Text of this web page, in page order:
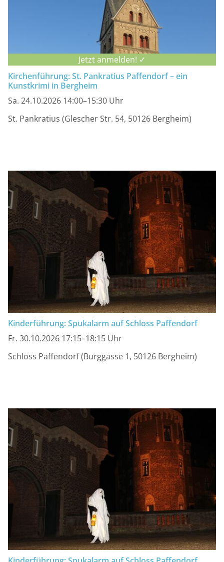
Jetzt anmelden! ✓
Kirchenführung: St. Pankratius Paffendorf – ein
Kunstkrimi in Bergheim
Sa. 24.10.2026 14:00–15:30 Uhr
St. Pankratius (Glescher Str. 54, 50126 Bergheim)
Kinderführung: Spukalarm auf Schloss Paffendorf
Fr. 30.10.2026 17:15–18:15 Uhr
Schloss Paffendorf (Burggasse 1, 50126 Bergheim)